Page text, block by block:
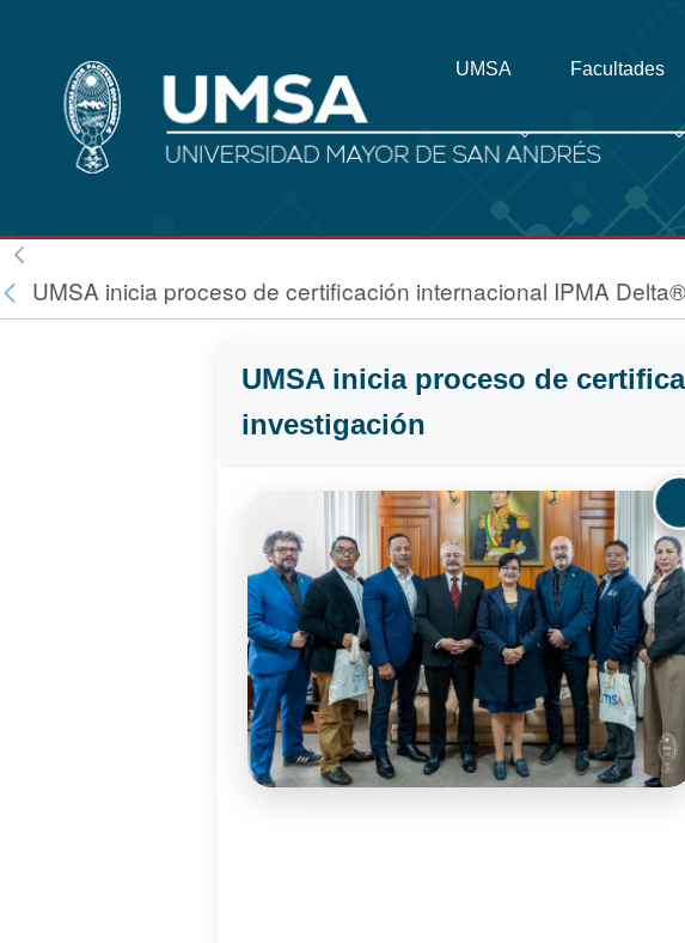
UMSA Facultades
UMSA inicia proceso de certificación internacional IPMA
UMSA inicia proceso de
investigación